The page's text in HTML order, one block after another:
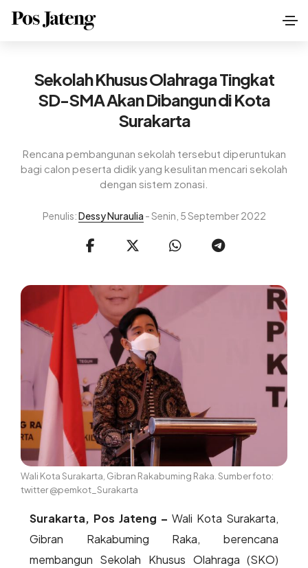
Sekolah Khusus Olahraga Tingkat
SD-SMA Akan Dibangun di Kota
Surakarta
Rencana pembangunan sekolah tersebut diperuntukan
bagi calon peserta didik yang kesulitan mencari sekolah
dengan sistem zonasi.
Penulis:Dessy Nuraulia - Senin, 5 September 2022
Wali Kota Surakarta, Gibran Rakabuming Raka. Sumber foto:
twitter @pemkot_Surakarta
Surakarta, Pos Jateng –Wali Kota Surakarta,
Gibran Rakabuming Raka, berencana
membangun Sekolah Khusus Olahraga (SKO)